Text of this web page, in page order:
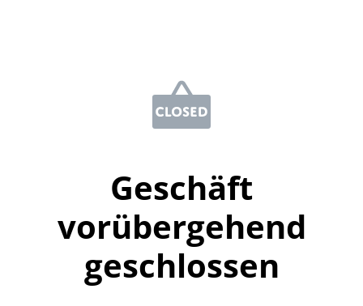
Geschäft
vorübergehend
geschlossen